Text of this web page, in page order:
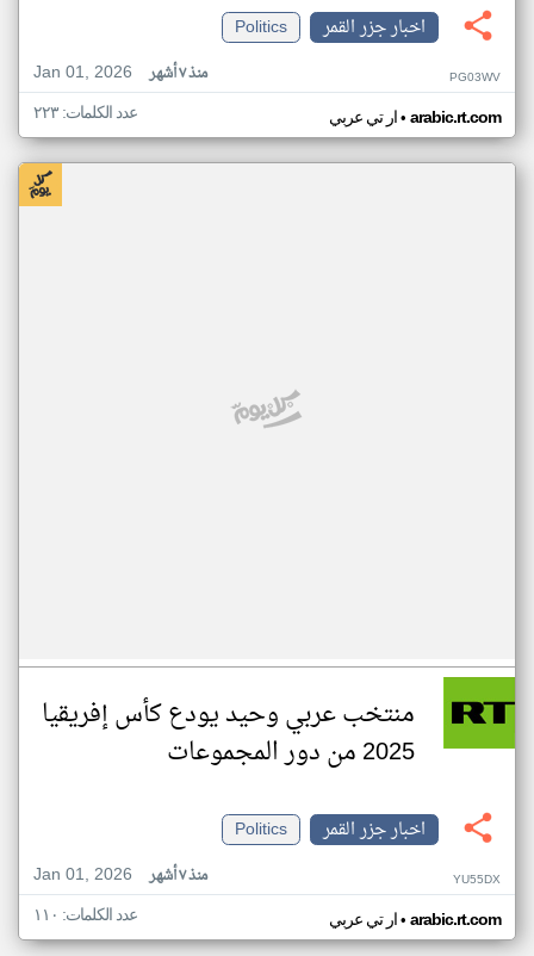
اخبار جزر القمر
Politics
Jan 01, 2026
منذ ٧ أشهر PG03WV
ار تي عربي• arabic.rt.com عدد الكلمات: ٢٢٣
منتخب عربي وحيد يودع كأس إفريقيا
2025 من دور المجموعات
اخبار جزر القمر
Politics
Jan 01, 2026
منذ ٧ أشهر YU55DX
ار تي عربي• arabic.rt.com عدد الكلمات: ١١٠